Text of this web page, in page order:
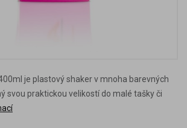
je plastový shaker v mnoha barevných
svou praktickou velikostí do malé tašky či